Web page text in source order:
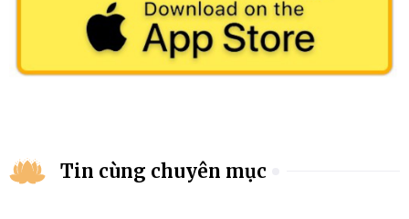
Tin cùng chuyên mục